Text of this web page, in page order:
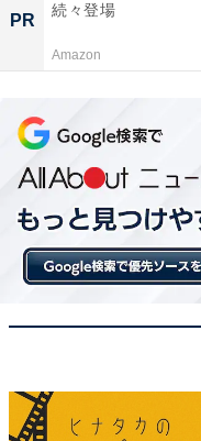
PR
続々登場
Amazon